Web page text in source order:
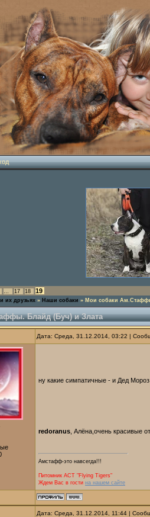
… 17 18 19
их друзьях » Наши собаки » Мои собаки
Блайд (Буч) и Злата
Дата: Среда, 31.12.2014, 03:22 |
ну какие симпатичные - и Дед
redoranus , Алёна,очень красивые
Амстафф-это навсегда!!!
Питомник AСТ "Flying Tigers"
Ждем Вас в гости на нашем сайте
Дата: Среда, 31.12.2014, 11:44 |